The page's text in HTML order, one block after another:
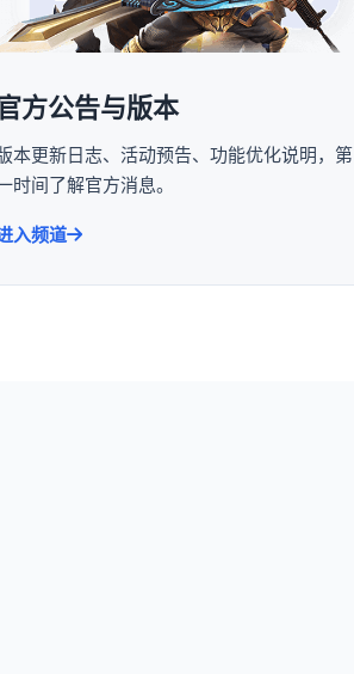
方公告与版本
本更新日志、活动预告、功能优化说明，第
时间了解官方消息。
入频道